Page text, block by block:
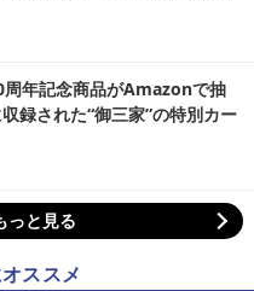
年記念商品がAmazonで抽
録された“御三家”の特別カー
っと見る
ススメ